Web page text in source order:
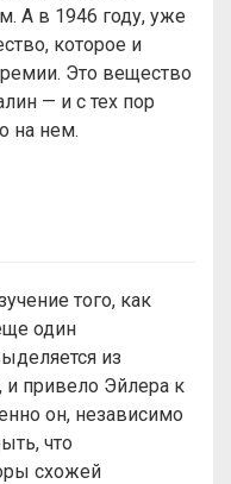
А в 1946 году, уже
которое и
Это вещество
— и с тех пор
на нем.
того, как
один
из
привело Эйлера к
он, независимо
что
схожей